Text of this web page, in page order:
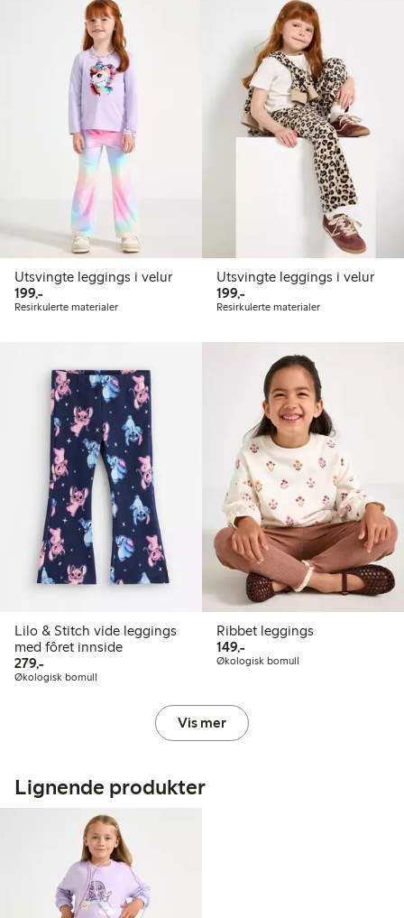
Utsvingte leggings i velur
199,-199,00 kr
Resirkulerte materialer
Utsvingte leggings i velur
199,-199,00 kr
Resirkulerte materialer
Lilo & Stitch vide leggings
med fôret innside
279,-279,00 kr
Økologisk bomull
Ribbet leggings
149,-149,00 kr
Økologisk bomull
Vis mer
Lignende produkter